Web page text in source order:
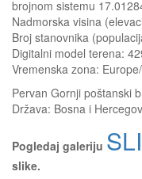
brojnom sistemu
Nadmorska visina
Broj stanovnika
Digitalni model terena:
Vremenska zona:
Pervan Gornji poštanski
Država: Bosna i
Pogledaj galeriju
slike.